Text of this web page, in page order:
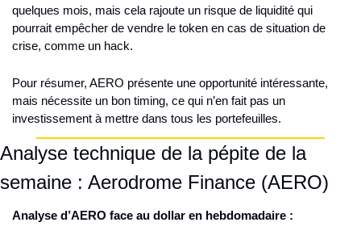
quelques mois, mais cela rajoute un risque de liquidité qui
pourrait empêcher de vendre le token en cas de situation de
crise, comme un hack.
Pour résumer, AERO présente une opportunité intéressante,
mais nécessite un bon timing, ce qui n’en fait pas un
investissement à mettre dans tous les portefeuilles.
Analyse technique de la pépite de la
semaine : Aerodrome Finance (AERO)
Analyse d’AERO face au dollar en hebdomadaire :